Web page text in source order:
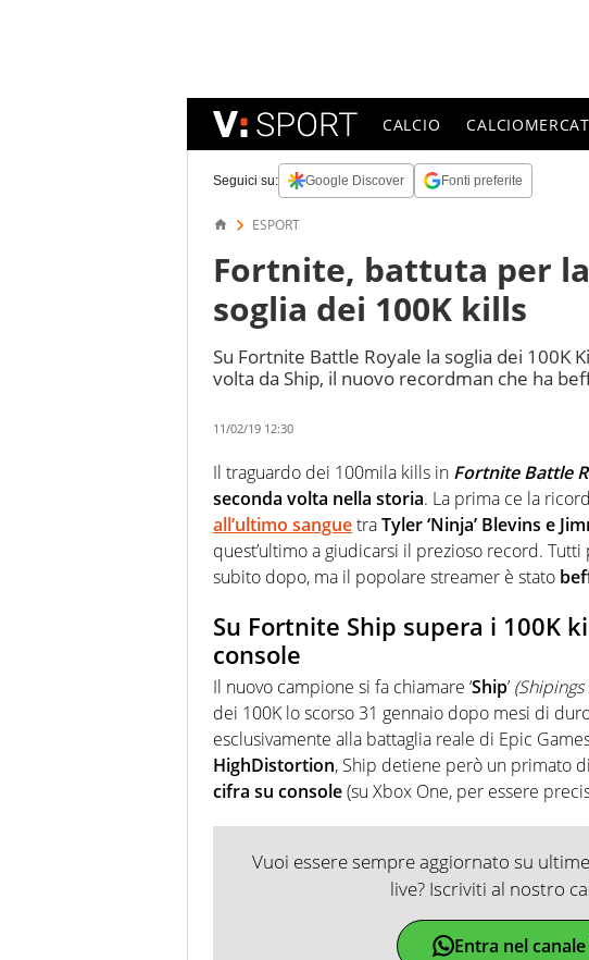
CALCIO
Seguici su: Google Discover Fonti preferite
ESPORT
Fortnite, battuta per
soglia dei 100K kills
Su Fortnite Battle Royale la soglia dei 100K
volta da Ship, il nuovo recordman che ha
11/02/19 12:30
Il traguardo dei 100mila kills in Fortnite Battle
seconda volta nella storia. La prima ce la
all’ultimo sanguetraTyler‘Ninja’ Blevins e
quest’ultimo a giudicarsi il prezioso record.
subito dopo, ma il popolare streamer è stato
Su Fortnite Ship supera i 100K
console
Il nuovo campione si fa chiamare ‘Ship’ (Shipings
dei 100K lo scorso 31 gennaio dopo mesi di
esclusivamente alla battaglia reale di Epic
HighDistortion, Ship detiene però un primato
cifra su console(su Xbox One, per essere
Vuoi essere sempre aggiornato su
live? Iscriviti al nostro
Entra nel